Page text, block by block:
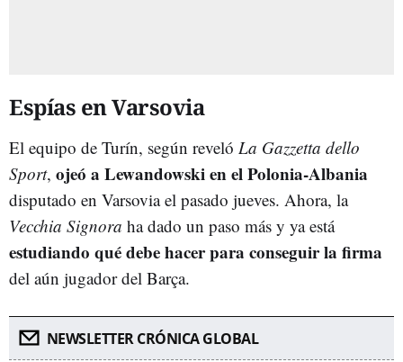
Espías en Varsovia
El equipo de Turín, según reveló La Gazzetta dello
Sport, ojeó a Lewandowski en el Polonia-Albania
disputado en Varsovia el pasado jueves. Ahora, la
Vecchia Signora ha dado un paso más y ya está
estudiando qué debe hacer para conseguir la firma
del aún jugador del Barça.
NEWSLETTER CRÓNICA GLOBAL